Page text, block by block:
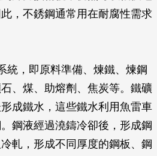
，不銹鋼通常用在耐腐性需求
統，即原料準備、煉鐵、煉鋼
、煤、助熔劑、焦炭等。鐵礦
成鐵水，這些鐵水利用魚雷車
鋼液經過澆鑄冷卻後，形成鋼
軋，形成不同厚度的鋼板、鋼